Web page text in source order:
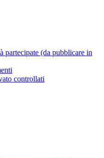
partecipate (da pubblicare in
controllati